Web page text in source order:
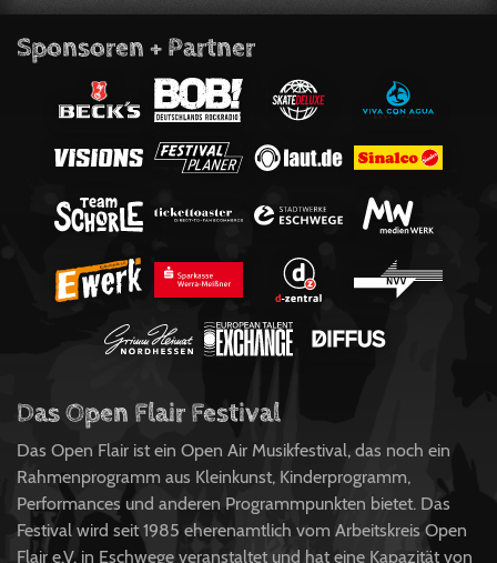
Sponsoren + Partner
Das Open Flair Festival
Das Open Flair ist ein Open Air Musikfestival, das noch ein
Rahmenprogramm aus Kleinkunst, Kinderprogramm,
Performances und anderen Programmpunkten bietet. Das
Festival wird seit 1985 eherenamtlich vom Arbeitskreis Open
Flair e.V. in Eschwege veranstaltet und hat eine Kapazität von